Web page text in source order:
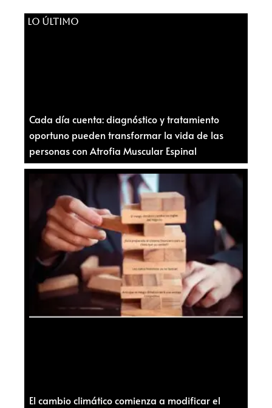
LO ÚLTIMO
Cada día cuenta: diagnóstico y tratamiento
oportuno pueden transformar la vida de las
personas con Atrofia Muscular Espinal
El cambio climático comienza a modificar el